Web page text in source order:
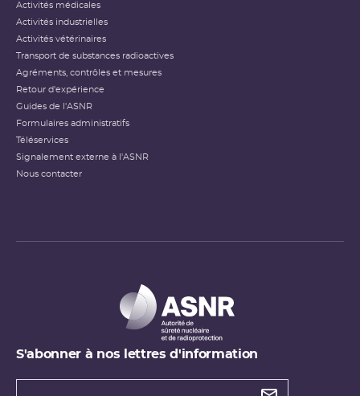
Activités médicales
Activités industrielles
Activités vétérinaires
Transport de substances radioactives
Agréments, contrôles et mesures
Retour d'expérience
Guides de l'ASNR
Formulaires administratifs
Téléservices
Signalement externe à l'ASNR
Nous contacter
S'abonner à nos lettres d'information
Types de